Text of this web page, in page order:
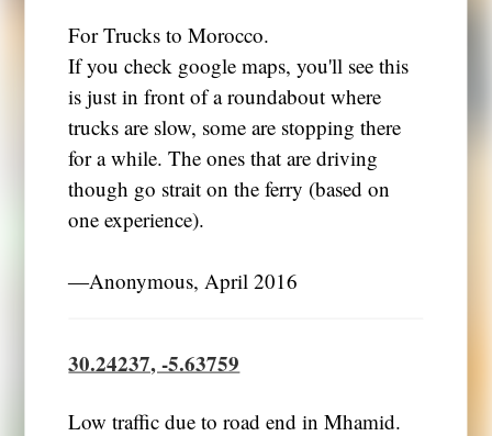
For Trucks to Morocco.
If you check google maps, you'll see this
is just in front of a roundabout where
trucks are slow, some are stopping there
for a while. The ones that are driving
though go strait on the ferry (based on
one experience).
―Anonymous, April 2016
30.24237, -5.63759
Low traffic due to road end in Mhamid.